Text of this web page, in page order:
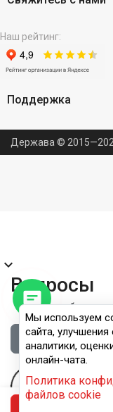
Наш рейтинг:
Поддержка
Держава ©
Мы используем
сайта,
аналитики,
онлайн-чата.
Политика
файлов cookie
expand_more
Вопросы
Правила
Войдите, чтобы